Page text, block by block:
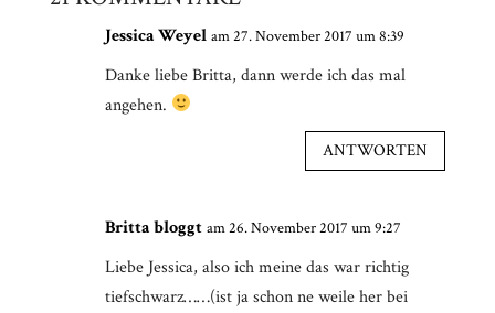
Jessica Weyel am 27. November 2017 um 8:39
Danke liebe Britta, dann werde ich das mal
angehen.
ANTWORTEN
Britta bloggt am 26. November 2017 um 9:27
Liebe Jessica, also ich meine das war richtig
tiefschwarz……(ist ja schon ne weile her bei